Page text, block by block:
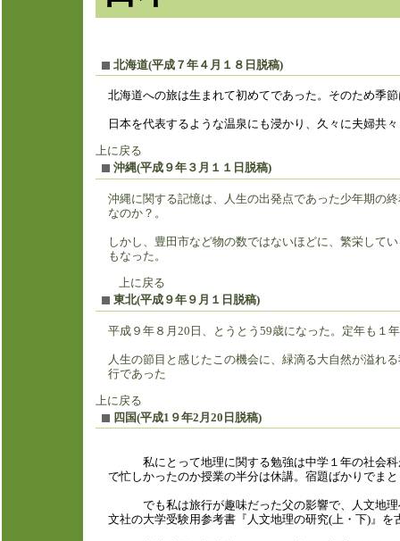
北海道(平成７年４月１８日脱稿)
北海道への旅は生まれて初めてであった。そのため季
日本を代表するような温泉にも浸かり、久々に夫婦共
上に戻る
沖縄(平成９年３月１１日脱稿)
沖縄に関する記憶は、人生の出発点であった少年期の
なのか？
しかし、豊田市など物の数ではないほどに、繁栄して
もなった。
上に戻る
東北(平成９年９月１日脱稿)
平成９年８月20日、とうとう59歳になった。定年も１
人生の節目と感じたこの機会に、緑滴る大自然が溢れ
行であった
上に戻る
四国(平成1９年2月20日脱稿)
私にとって地理に関する勉強は中学１年の社会科
で忙しかったのか授業の半分は休講。宿題ばかりでま
でも私は旅行が趣味だった父の影響で、人文地理
文社の大学受験用参考書『人文地理の研究(上・下)』を